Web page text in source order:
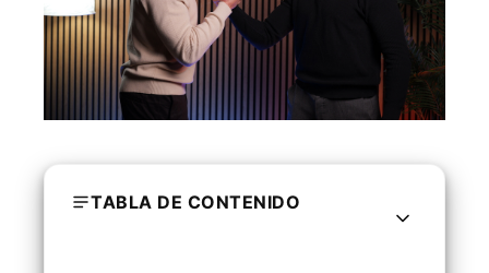
TABLA DE CONTENIDO